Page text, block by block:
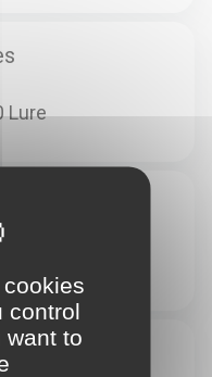
Lure
control
want to